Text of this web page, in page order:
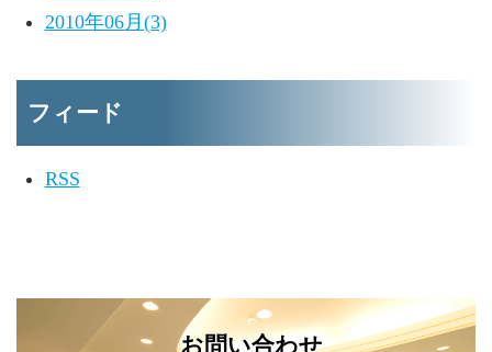
2010年06月(3)
フィード
RSS
お問い合わせ